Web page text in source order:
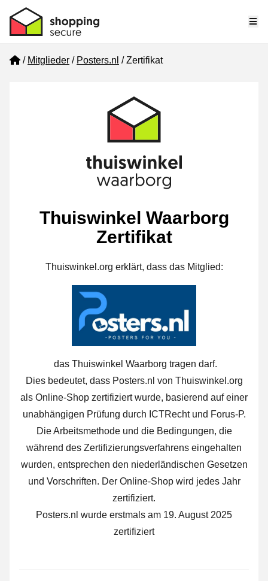
Home
Mitglieder Posters.nl Zertifikat
Thuiswinkel Waarborg
Zertifikat
Thuiswinkel.org erklärt, dass das Mitglied:
das Thuiswinkel Waarborg tragen darf.
Dies bedeutet, dass Posters.nl von Thuiswinkel.org
als Online-Shop zertifiziert wurde, basierend auf einer
unabhängigen Prüfung durch ICTRecht und Forus-P.
Die Arbeitsmethode und die Bedingungen, die
während des Zertifizierungsverfahrens eingehalten
wurden, entsprechen den niederländischen Gesetzen
und Vorschriften. Der Online-Shop wird jedes Jahr
zertifiziert.
Posters.nl wurde erstmals am 19. August 2025
zertifiziert